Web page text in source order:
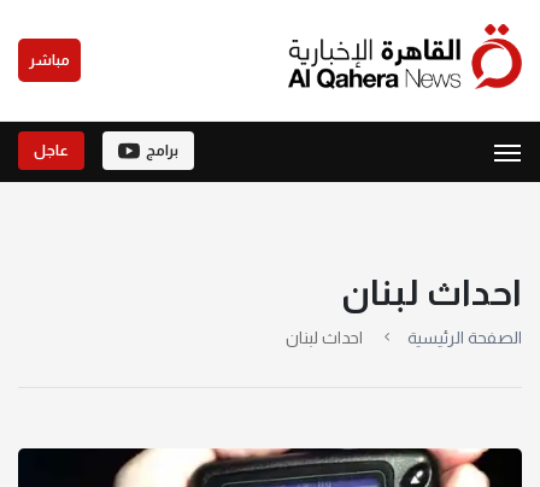
مباشر
برامج عاجل
احداث لبنان
الصفحة الرئيسية احداث لبنان